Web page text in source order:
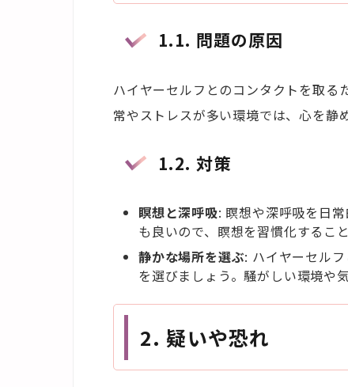
1.1. 問題の原因
ハイヤーセルフとのコンタクトを取る
常やストレスが多い環境では、心を静
1.2. 対策
瞑想と深呼吸: 瞑想や深呼吸を日
も良いので、瞑想を習慣化するこ
静かな場所を選ぶ: ハイヤーセル
を選びましょう。騒がしい環境や
2.疑いや恐れ